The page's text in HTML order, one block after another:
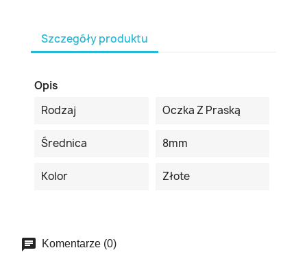
Szczegóły produktu
Opis
Rodzaj
Oczka Z Praską
Średnica 8mm
Kolor Złote
Komentarze (0)